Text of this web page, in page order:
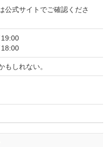
公式サイトでご確認くださ
もしれない。